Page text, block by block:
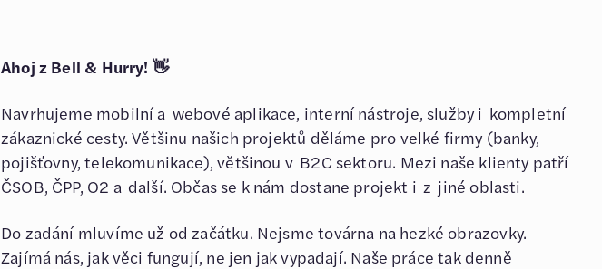
Ahoj z Bell & Hurry! 👋
Navrhujeme mobilní a webové aplikace, interní nástroje, služby i kompletní
zákaznické cesty. Většinu našich projektů děláme pro velké firmy (banky,
pojišťovny, telekomunikace), většinou v B2C sektoru. Mezi naše klienty patří
ČSOB, ČPP, O2 a další. Občas se k nám dostane projekt i z jiné oblasti.
Do zadání mluvíme už od začátku. Nejsme továrna na hezké obrazovky.
Zajímá nás, jak věci fungují, ne jen jak vypadají. Naše práce tak denně